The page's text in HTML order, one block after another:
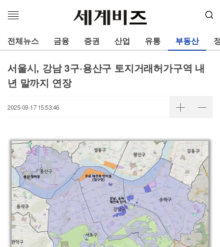
메
열
기
전체뉴스 금융 증권 산업 유통 부동산
서울시, 강남 3구·용산구 토지거래허가구역 내
년 말까지 연장
2025-09-17 15:53:46